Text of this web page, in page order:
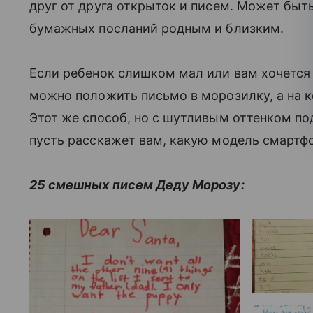
друг от друга открыток и писем. Может
бумажных посланий родным и близким.
Если ребенок слишком мал или вам хочется
можно положить письмо в морозилку, а на
Этот же способ, но с шутливым оттенком
пусть расскажет вам, какую модель
25 смешных писем Деду Морозу: